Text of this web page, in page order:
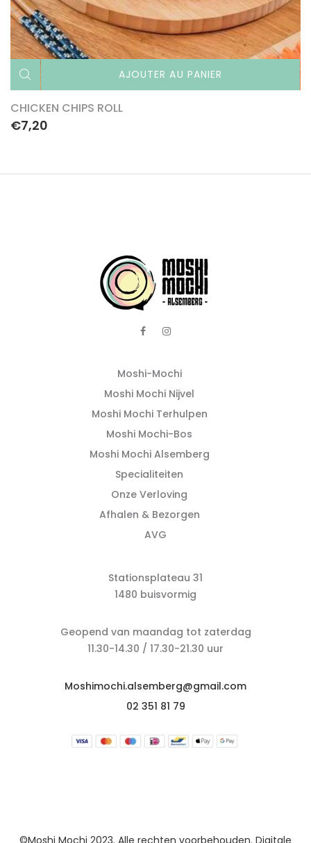
AJOUTER AU PANIER
CHICKEN CHIPS ROLL
€7,20
Moshi-Mochi
Moshi Mochi Nijvel
Moshi Mochi Terhulpen
Moshi Mochi-Bos
Moshi Mochi Alsemberg
Specialiteiten
Onze Verloving
Afhalen & Bezorgen
AVG
Stationsplateau 31
1480 buisvormig
Geopend van maandag tot zaterdag
11.30-14.30 / 17.30-21.30 uur
Moshimochi.alsemberg@gmail.com
02 351 81 79
©Moshi Mochi 2023. Alle rechten voorbehouden. Digitale